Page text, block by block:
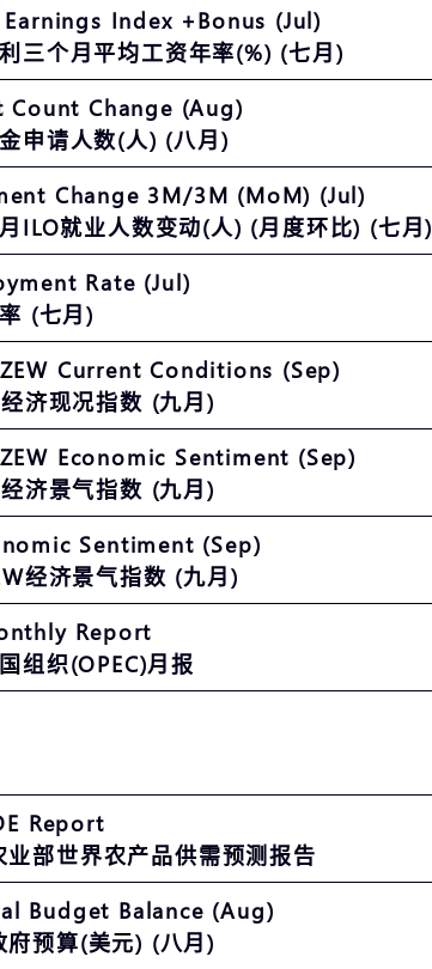
Index +Bonus (Jul)
三个月平均工资年率(%) (七月)
Count Change (Aug)
申请人数(人) (八月)
Change 3M/3M (MoM) (Jul)
ILO就业人数变动(人) (月度环比) (七月)
Rate (Jul)
(七月)
Current Conditions (Sep)
济现况指数 (九月)
Economic Sentiment (Sep)
济景气指数 (九月)
Sentiment (Sep)
经济景气指数 (九月)
Report
组织(OPEC)月报
Report
业部世界农产品供需预测报告
Budget Balance (Aug)
府预算(美元) (八月)